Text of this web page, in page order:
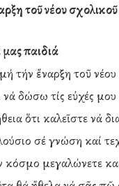
τοῦ νέου
παιδιά
τήν ἔναρξη τοῦ νέου
δώσω τίς εὐχές μου
ὅτι καλεῖστε νά
σέ γνώση καί
κόσμο μεγαλώνετε